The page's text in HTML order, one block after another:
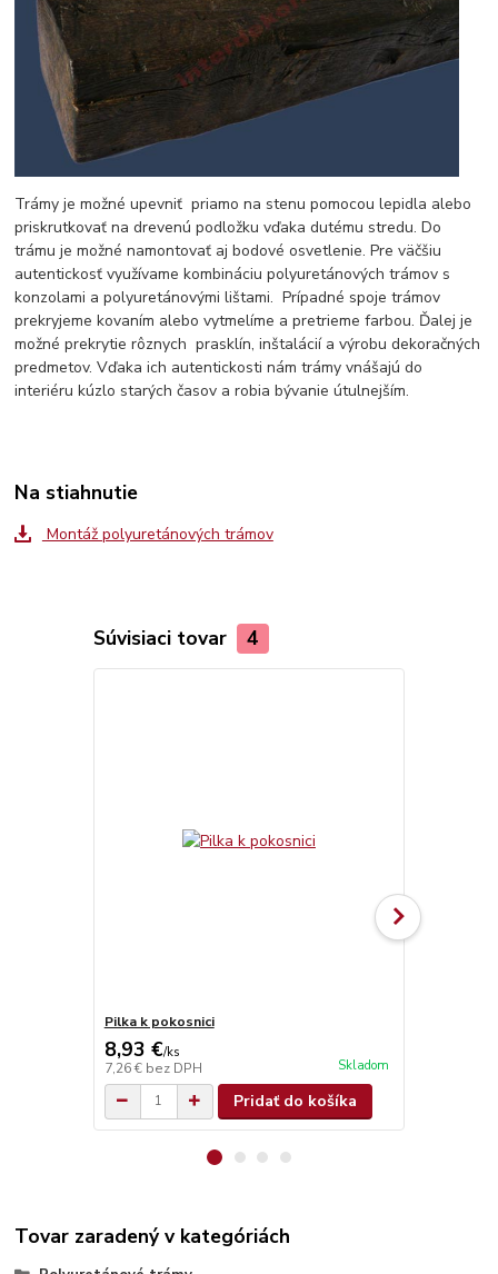
Trámy je možné upevniť priamo na stenu pomocou lepidla alebo
priskrutkovať na drevenú podložku vďaka dutému stredu. Do
trámu je možné namontovať aj bodové osvetlenie. Pre väčšiu
autentickosť využívame kombináciu polyuretánových trámov s
konzolami a polyuretánovými lištami. Prípadné spoje trámov
prekryjeme kovaním alebo vytmelíme a pretrieme farbou. Ďalej je
možné prekrytie rôznych prasklín, inštalácií a výrobu dekoračných
predmetov. Vďaka ich autentickosti nám trámy vnášajú do
interiéru kúzlo starých časov a robia bývanie útulnejším.
Na stiahnutie
Montáž polyuretánových trámov
Súvisiaci tovar 4
Pilka k pokosnici
8,93 €/ks
7,26 € bez DPH Skladom
Pridať do košíka
Tovar zaradený v kategóriách